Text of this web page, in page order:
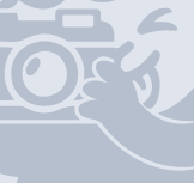
街1-7號 嘉裕大廈地